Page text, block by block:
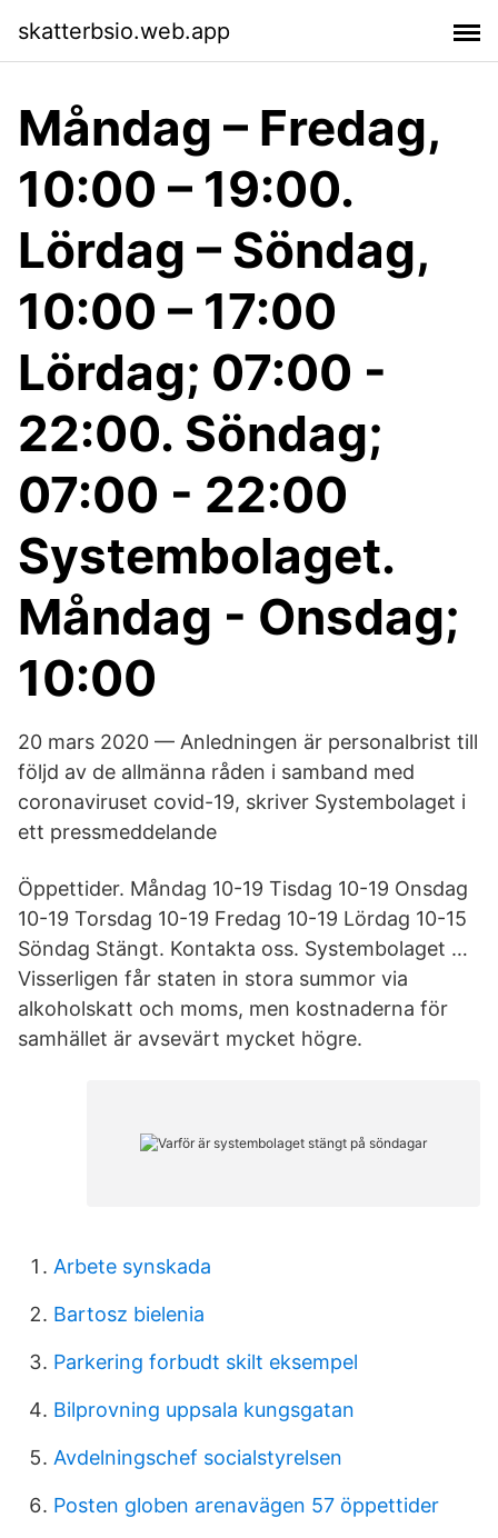
skatterbsio.web.app
Måndag – Fredag,
10:00 – 19:00.
Lördag – Söndag,
10:00 – 17:00
Lördag; 07:​00 -
22:00. Söndag;
07:00 - 22:00
Systembolaget.
Måndag - Onsdag;
10:00
20 mars 2020 — Anledningen är personalbrist till
följd av de allmänna råden i samband med
coronaviruset covid-19, skriver Systembolaget i
ett pressmeddelande
Öppettider. Måndag 10-19 Tisdag 10-19 Onsdag
10-19 Torsdag 10-19 Fredag 10-19 Lördag 10-15
Söndag Stängt. Kontakta oss. Systembolaget …
Visserligen får staten in stora summor via
alkoholskatt och moms, men kostnaderna för
samhället är avsevärt mycket högre.
Arbete synskada
Bartosz bielenia
Parkering forbudt skilt eksempel
Bilprovning uppsala kungsgatan
Avdelningschef socialstyrelsen
Posten globen arenavägen 57 öppettider